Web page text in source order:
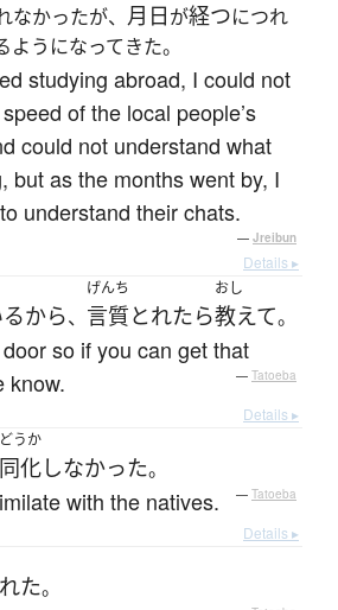
かったが、 月日が経つにつれ
うになってきた。
studying abroad, I could not
of the local people’s
could not understand what
but as the months went by, I
understand their chats.
— Jreibun
Details ▸
から、
げんち
言質とれたら
おし
教えて。
so if you can get that
know.
— Tatoeba
Details ▸
どうか
同化しなかった。
with the natives. — Tatoeba
Details ▸
た。